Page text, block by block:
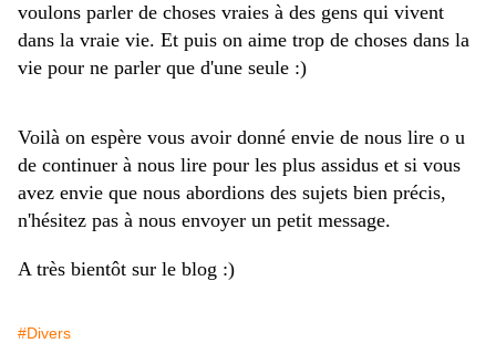
voulons parler de choses vraies à des gens qui vivent
dans la vraie vie. Et puis on aime trop de choses dans la
vie pour ne parler que d'une seule :)
Voilà on espère vous avoir donné envie de nous lire o u
de continuer à nous lire pour les plus assidus et si vous
avez envie que nous abordions des sujets bien précis,
n'hésitez pas à nous envoyer un petit message.
A très bientôt sur le blog :)
#Divers